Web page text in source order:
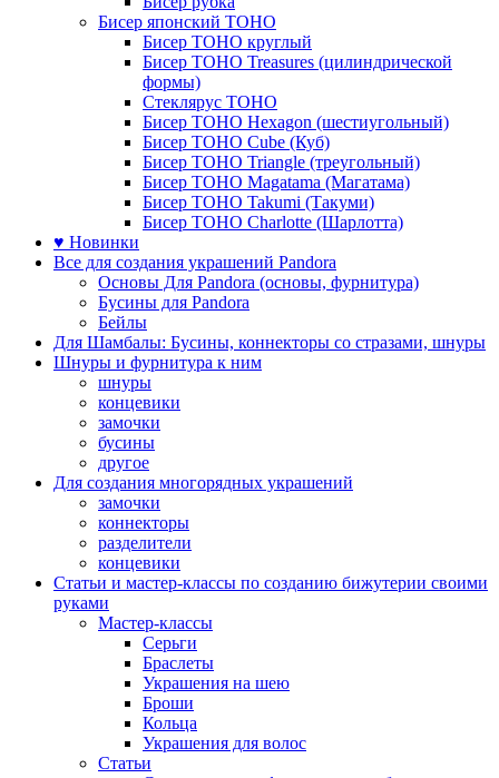
Бисер японский TOHO
Бисер TOHO круглый
Бисер TOHO Treasures (цилиндрической
формы)
Стеклярус TOHO
Бисер TOHO Hexagon (шестиугольный)
Бисер TOHO Cube (Куб)
Бисер TOHO Triangle (треугольный)
Бисер TOHO Magatama (Магатама)
Бисер TOHO Takumi (Такуми)
Бисер TOHO Charlotte (Шарлотта)
♥ Новинки
Все для создания украшений Pandora
Основы Для Pandora (основы, фурнитура)
Бусины для Pandora
Бейлы
Для Шамбалы: Бусины, коннекторы со стразами, шнуры
Шнуры и фурнитура к ним
шнуры
концевики
замочки
бусины
другое
Для создания многорядных украшений
замочки
коннекторы
разделители
концевики
Статьи и мастер-классы по созданию бижутерии своими
руками
Мастер-классы
Серьги
Браслеты
Украшения на шею
Броши
Кольца
Украшения для волос
Статьи